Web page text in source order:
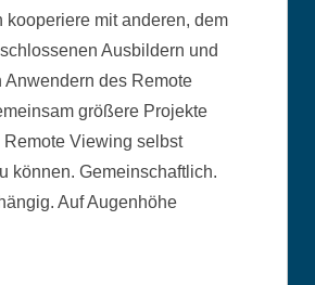
kooperiere mit anderen, dem
Ausbildern und
Anwendern des Remote
größere Projekte
Remote Viewing selbst
können. Gemeinschaftlich.
Auf Augenhöhe